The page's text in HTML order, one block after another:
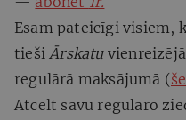
Esam pateicīgi visiem,
tieši Ārskatu
regulārā maksājumā (
Atcelt savu regulāro